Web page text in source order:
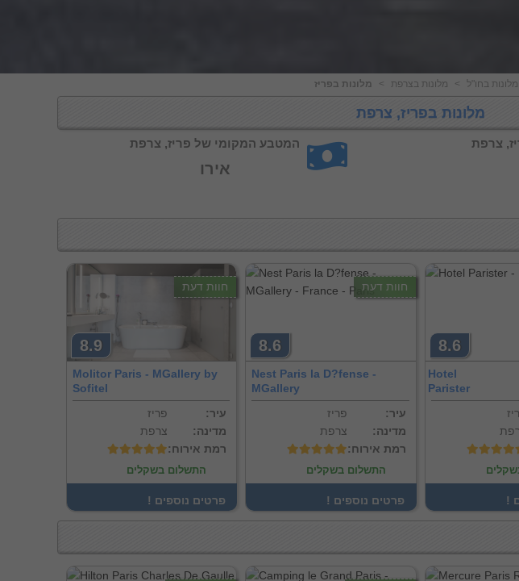
מלונות בפריז < מלונות בצרפת < מלונות בחו"ל
מלונות בפריז, צרפת
המטבע המקומי של פריז, צרפת
אירו
צרפת
8.6
Hotel
Parister
8.6
חוות דעת
Nest Paris la D?fense -
MGallery
פריז
:עיר
צרפת
:מדינה
:רמת אירוח
התשלום בשקלים
! פרטים נוספים
8.9
חוות דעת
Molitor Paris - MGallery by
Sofitel
פריז
:עיר
צרפת
:מדינה
:רמת אירוח
התשלום בשקלים
! פרטים נוספים